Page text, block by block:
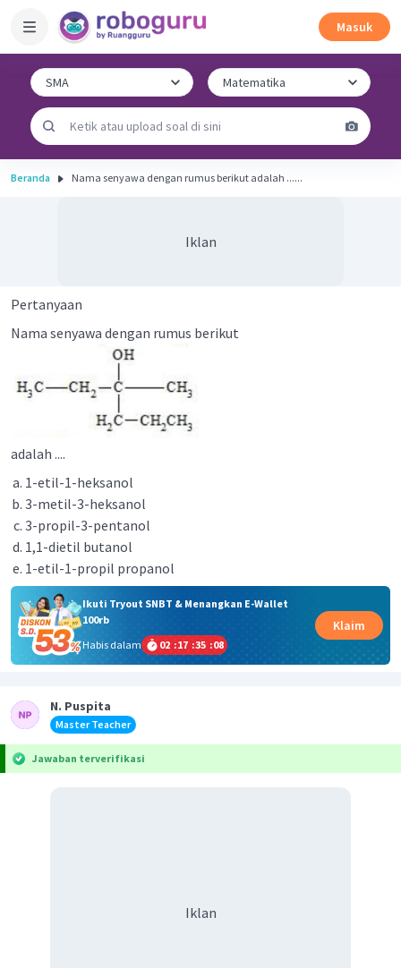
Masuk
Beranda Nama senyawa dengan rumus berikut adalah ......
Iklan
Pertanyaan
Nama senyawa dengan rumus berikut
adalah ....
1-etil-1-heksanol
3-metil-3-heksanol
3-propil-3-pentanol
1,1-dietil butanol
1-etil-1-propil propanol
Ikuti Tryout SNBT & Menangkan E-Wallet
100rb
Habis dalam
02 :17 :35 :08
Klaim
N. Puspita
Master Teacher
Jawaban terverifikasi
Iklan